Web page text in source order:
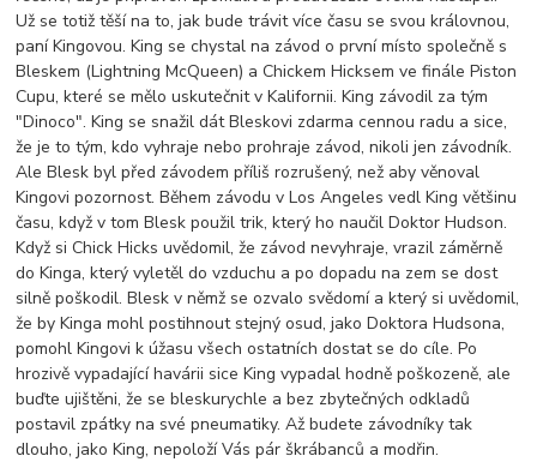
Už se totiž těší na to, jak bude trávit více času se svou královnou,
paní Kingovou. King se chystal na závod o první místo společně s
Bleskem (Lightning McQueen) a Chickem Hicksem ve finále Piston
Cupu, které se mělo uskutečnit v Kalifornii. King závodil za tým
"Dinoco". King se snažil dát Bleskovi zdarma cennou radu a sice,
že je to tým, kdo vyhraje nebo prohraje závod, nikoli jen závodník.
Ale Blesk byl před závodem příliš rozrušený, než aby věnoval
Kingovi pozornost. Během závodu v Los Angeles vedl King většinu
času, když v tom Blesk použil trik, který ho naučil Doktor Hudson.
Když si Chick Hicks uvědomil, že závod nevyhraje, vrazil záměrně
do Kinga, který vyletěl do vzduchu a po dopadu na zem se dost
silně poškodil. Blesk v němž se ozvalo svědomí a který si uvědomil,
že by Kinga mohl postihnout stejný osud, jako Doktora Hudsona,
pomohl Kingovi k úžasu všech ostatních dostat se do cíle. Po
hrozivě vypadající havárii sice King vypadal hodně poškozeně, ale
buďte ujištěni, že se bleskurychle a bez zbytečných odkladů
postavil zpátky na své pneumatiky. Až budete závodníky tak
dlouho, jako King, nepoloží Vás pár škrábanců a modřin.